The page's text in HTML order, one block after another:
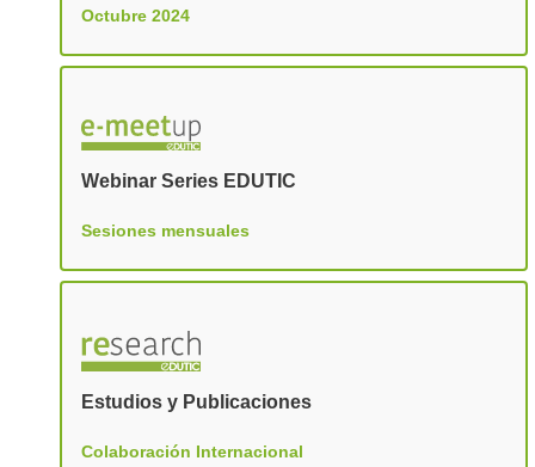
Octubre 2024
Webinar Series EDUTIC
Sesiones mensuales
Estudios y Publicaciones
Colaboración Internacional